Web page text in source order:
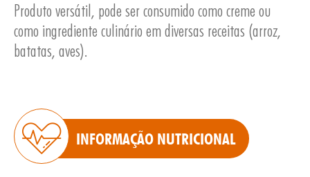
Produto versátil, pode ser consumido como creme ou
como ingrediente culinário em diversas receitas (arroz,
batatas, aves).
INFORMAÇÃO NUTRICIONAL